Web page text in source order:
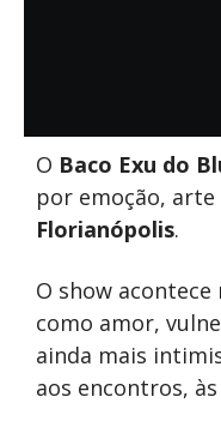
O Baco Exu do
por emoção,
Florianópolis.
O show
como amor,
ainda mais
aos encontros,